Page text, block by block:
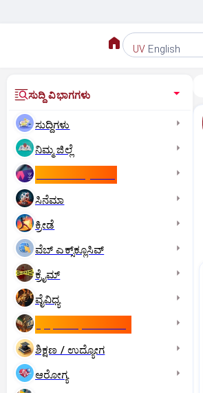
UV English
ಸುದ್ದಿ ವಿಭಾಗಗಳು
ಸುದ್ದಿಗಳು
ನಿಮ್ಮ ಜಿಲ್ಲೆ
ಸಿನೆಮಾ
ಕ್ರೀಡೆ
ವೆಬ್ ಎಕ್ಸ್‌ಕ್ಲೂಸಿವ್
ಕ್ರೈಮ್
ವೈವಿಧ್ಯ
ಶಿಕ್ಷಣ / ಉದ್ಯೋಗ
ಆರೋಗ್ಯ